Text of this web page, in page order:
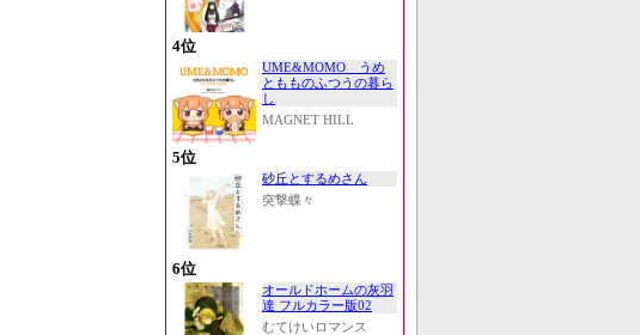
4位
UME&MOMO うめ
ともものふつうの暮ら
し
MAGNET HILL
5位
砂丘とするめさん
突撃蝶々
6位
オールドホームの灰羽
達 フルカラー版02
むてけいロマンス